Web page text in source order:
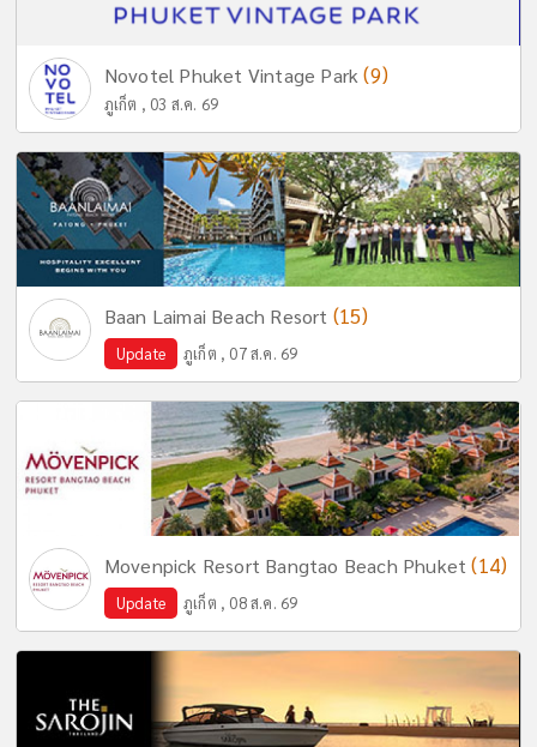
Novotel Phuket Vintage Park(9)
ภูเก็ต , 03 ส.ค. 69
Baan Laimai Beach Resort (15)
Update ภูเก็ต , 07 ส.ค. 69
Movenpick Resort Bangtao Beach Phuket(14)
Update ภูเก็ต , 08 ส.ค. 69